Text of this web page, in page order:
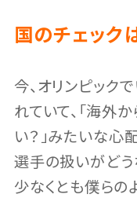
国のチェック
今、オリンピック
れていて、「海外
い？」みたいな心
選手の扱いがどう
少なくとも僕らの